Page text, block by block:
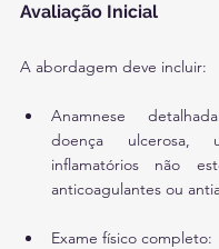
Avaliação Inicial
A abordagem deve incluir:
Anamnese
doença
inflamatórios não
anticoagulantes ou
Exame físico completo: